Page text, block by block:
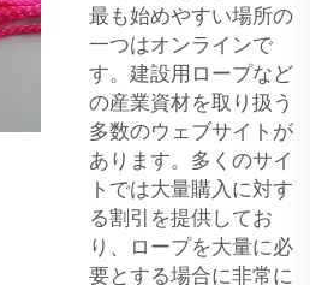
最も始めやすい場所の
一つはオンラインで
す。建設用ロープなど
の産業資材を取り扱う
多数のウェブサイトが
あります。多くのサイ
トでは大量購入に対す
る割引を提供してお
り、ロープを大量に必
要とする場合に非常に